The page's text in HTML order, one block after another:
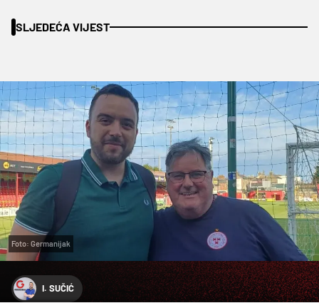
SLJEDEĆA VIJEST
Foto: Germanijak
I. SUČIĆ